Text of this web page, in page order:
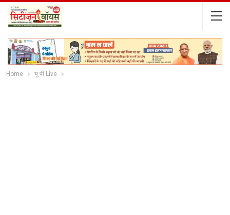
Home यू पी Live